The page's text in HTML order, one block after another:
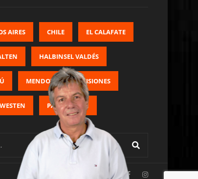
AIRES CHILE EL CALAFATE
HALBINSEL VALDÉS
MENDOZA MISIONES
PATAGONIEN